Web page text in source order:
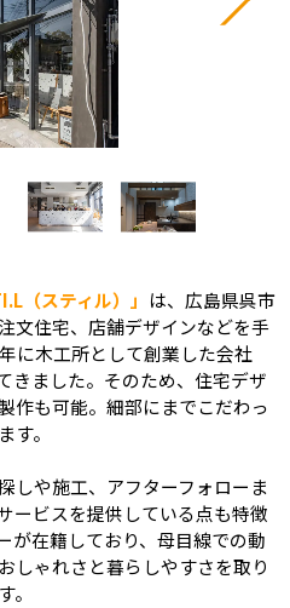
（スティル）」 は、広島県呉市
文住宅、店舗デザインなどを手
に木工所として創業した会社
きました。そのため、住宅デザ
作も可能。細部にまでこだわっ
す。
しや施工、アフターフォローま
ービスを提供している点も特徴
が在籍しており、母目線での動
しゃれさと暮らしやすさを取り
。